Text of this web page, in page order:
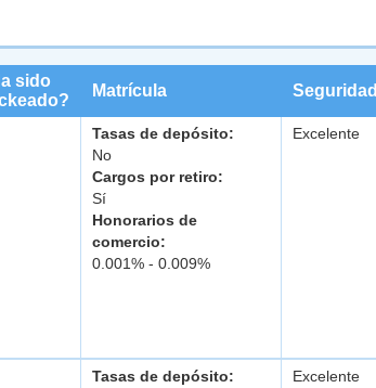
sido
Matrícula Seguridad
Tasas de depósito:
No
Cargos por retiro:
Sí
Honorarios de
comercio:
0.001% - 0.009%
Excelente
Tasas de depósito:
Excelente